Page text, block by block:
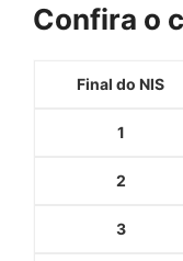
Confira o
Final do NIS
1
2
3